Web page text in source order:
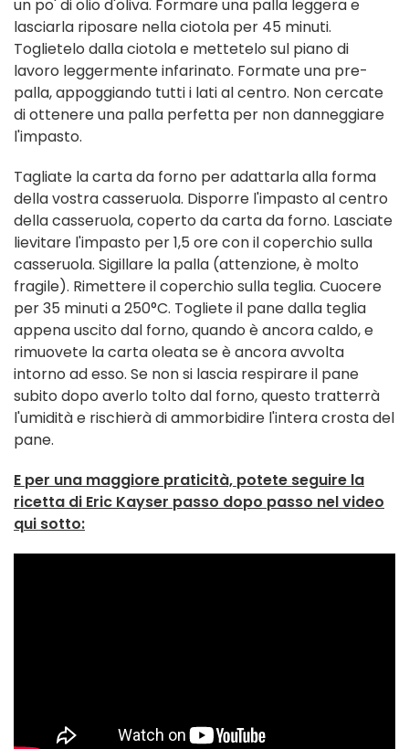
un po' di olio d'oliva. Formare una palla leggera e
lasciarla riposare nella ciotola per 45 minuti.
Toglietelo dalla ciotola e mettetelo sul piano di
lavoro leggermente infarinato. Formate una pre-
palla, appoggiando tutti i lati al centro. Non cercate
di ottenere una palla perfetta per non danneggiare
l'impasto.
Tagliate la carta da forno per adattarla alla forma
della vostra casseruola. Disporre l'impasto al centro
della casseruola, coperto da carta da forno. Lasciate
lievitare l'impasto per 1,5 ore con il coperchio sulla
casseruola. Sigillare la palla (attenzione, è molto
fragile). Rimettere il coperchio sulla teglia. Cuocere
per 35 minuti a 250°C. Togliete il pane dalla teglia
appena uscito dal forno, quando è ancora caldo, e
rimuovete la carta oleata se è ancora avvolta
intorno ad esso. Se non si lascia respirare il pane
subito dopo averlo tolto dal forno, questo tratterrà
l'umidità e rischierà di ammorbidire l'intera crosta del
pane.
E per una maggiore praticità, potete seguire la
ricetta di Eric Kayser passo dopo passo nel video
qui sotto: